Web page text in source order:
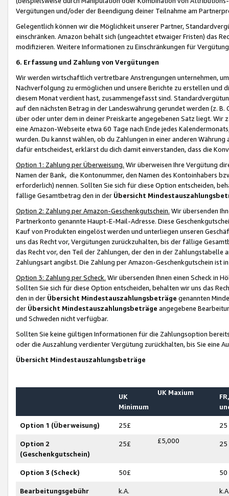
Vergütungen und/oder der Beendigung deiner Teilnahme am
Gelegentlich können wir die Möglichkeit unserer Partner,
einschränken. Amazon behält sich (ungeachtet etwaiger Fristen) das
modifizieren. Weitere Informationen zu Einschränkungen für
6. Erfassung und Zahlung von Vergütungen
Wir werden wirtschaftlich vertretbare Anstrengungen unternehmen,
Nachverfolgung zu ermöglichen und unsere Berichte zu erstellen und
diesem Monat verdient hast, zusammengefasst sind.
auf den nächsten Betrag in der Landeswährung gerundet werden (z.
über oder unter dem in deiner Preiskarte angegebenen Satz liegt.
eine Amazon-Webseite etwa 60 Tage nach Ende jedes
wurden. Du kannst wählen, ob du Zahlungen in einer anderen
dafür entscheidest, erklärst du dich damit einverstanden, dass die
Option 1: Zahlung per Überweisung. Wir überweisen Ihre Vergütung
Namen der Bank, die Kontonummer, den Namen des Kontoinhabers
erforderlich) nennen. Sollten Sie sich für diese Option entscheiden,
fällige Gesamtbetrag den in der Übersicht
Option 2: Zahlung per Amazon-Geschenkgutschein. Wir übersenden
Partnerkonto genannte Haupt-E-Mail-Adresse. Diese
Kauf von Produkten eingelöst werden und unterliegen unseren
uns das Recht vor, Vergütungen zurückzuhalten, bis der fällige
das Recht vor, den Teil der Zahlungen, der den in der
Zahlungsart angibst. Die Zahlung per Amazon-Geschenkgutschein ist
Option 3: Zahlung per Scheck. Wir übersenden Ihnen einen Scheck in
Sollten Sie sich für diese Option entscheiden, behalten wir uns das
den in der Übersicht Mindestauszahlungsbeträge genannten
der Übersicht Mindestauszahlungsbeträge angegebene
und Schweden nicht verfügbar.
Sollten Sie keine gültigen Informationen für die Zahlungsoption
oder die Auszahlung verdienter Vergütung zurückhalten, bis Sie
Übersicht Mindestauszahlungsbeträge
UK
Minimum
UK Maxium
Option 1 (Überweisung) 25£ 25
Option 2
(Geschenkgutschein)
25£ £5,000 25
Option 3 (Scheck) 50£ 50
Bearbeitungsgebühr
k.A.